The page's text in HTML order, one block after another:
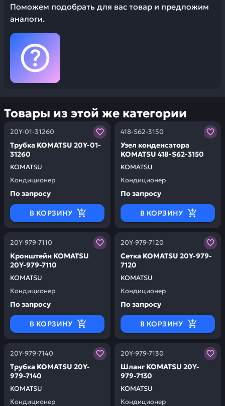
Поможем подобрать для вас товар и предложим
аналоги.
Товары из этой же категории
20Y-01-31260
KOMATSU
Трубка KOMATSU 20Y-01-
31260
Кондиционер
Заказывая запчасти у нас, вы получаете гарантию
По запросу
В КОРЗИНУ
418-S62-3150
KOMATSU
Узел конденсатора
KOMATSU 418-S62-3150
Кондиционер
Заказывая запчасти у
По запросу
В КОРЗИНУ
20Y-979-7110
KOMATSU
Кронштейн KOMATSU
20Y-979-7110
Кондиционер
Заказывая запчасти у нас, вы получаете гарантию
По запросу
В КОРЗИНУ
20Y-979-7120
KOMATSU
Сетка KOMATSU 20Y-979-
7120
Кондиционер
Заказывая запчасти у
По запросу
В КОРЗИНУ
20Y-979-7140
KOMATSU
Трубка KOMATSU 20Y-
979-7140
Кондиционер
Заказывая запчасти у нас, вы получаете гарантию
20Y-979-7130
KOMATSU
Шланг KOMATSU 20Y-
979-7130
Кондиционер
Заказывая запчасти у